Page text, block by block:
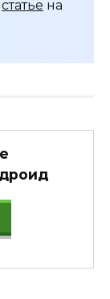
статье на